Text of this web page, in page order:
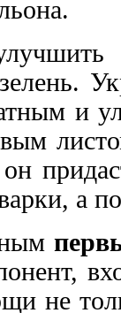
и
а
не